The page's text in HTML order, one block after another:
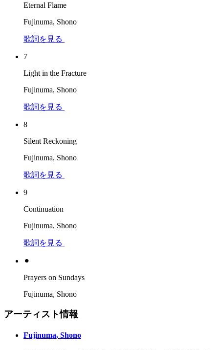
Eternal Flame
Fujinuma, Shono
歌詞を見る
7
Light in the Fracture
Fujinuma, Shono
歌詞を見る
8
Silent Reckoning
Fujinuma, Shono
歌詞を見る
9
Continuation
Fujinuma, Shono
歌詞を見る
⚫︎
Prayers on Sundays
Fujinuma, Shono
アーティスト情報
Fujinuma, Shono